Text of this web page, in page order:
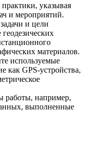
указывая
и мероприятий.
и цели
материалов.
используемые
как GPS-устройства,
работы, например,
выполненные